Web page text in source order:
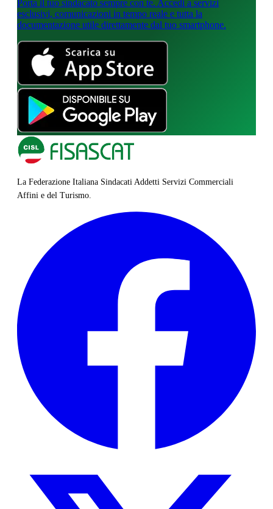
Porta il tuo sindacato sempre con te. Accedi a servizi
esclusivi, comunicazioni in tempo reale e tutta la
documentazione utile direttamente dal tuo smartphone.
La Federazione Italiana Sindacati Addetti Servizi Commerciali
Affini e del Turismo.